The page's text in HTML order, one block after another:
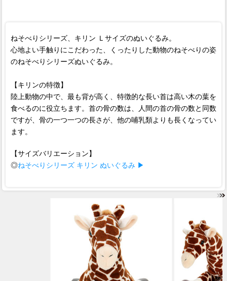
ねそべりシリーズ、キリン Ｌサイズのぬいぐるみ。
心地よい手触りにこだわった、くったりした動物のねそべりの姿
のねそべりシリーズぬいぐるみ。
【キリンの特徴】
陸上動物の中で、最も背が高く、特徴的な長い首は高い木の葉を
食べるのに役立ちます。首の骨の数は、人間の首の骨の数と同数
ですが、骨の一つ一つの長さが、他の哺乳類よりも長くなってい
ます。
【サイズバリエーション】
◎ねそべりシリーズ キリン ぬいぐるみ ▶